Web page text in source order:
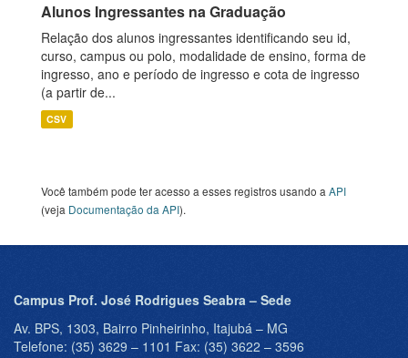
Alunos Ingressantes na Graduação
Relação dos alunos ingressantes identificando seu id,
curso, campus ou polo, modalidade de ensino, forma de
ingresso, ano e período de ingresso e cota de ingresso
(a partir de...
CSV
Você também pode ter acesso a esses registros usando a API
(veja Documentação da API).
Campus Prof. José Rodrigues Seabra – Sede
Av. BPS, 1303, Bairro Pinheirinho, Itajubá – MG
Telefone: (35) 3629 – 1101 Fax: (35) 3622 – 3596